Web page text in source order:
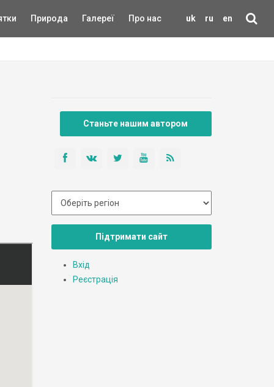
uk ru en
Природа Галереї Про нас
Станьте нашим автором
Підтримати сайт
Вхід
Реєстрація